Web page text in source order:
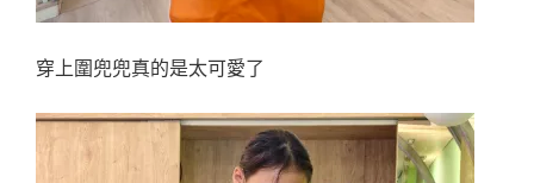
穿上圍兜兜真的是太可愛了